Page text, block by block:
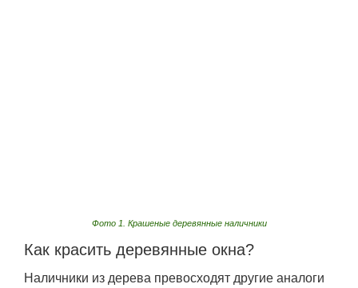
Фото 1. Крашеные деревянные наличники
Как красить деревянные окна?
Наличники из дерева превосходят другие аналоги